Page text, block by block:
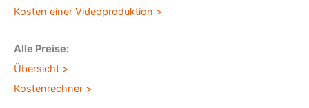
Kosten einer Videoproduktion >
Alle Preise:
Übersicht >
Kostenrechner >